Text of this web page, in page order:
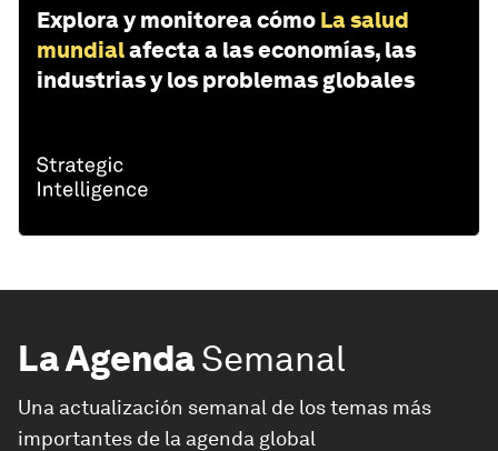
Explora y monitorea cómo La salud
mundialafecta a las economías, las
industrias y los problemas globales
La AgendaSemanal
Una actualización semanal de los temas más
importantes de la agenda global